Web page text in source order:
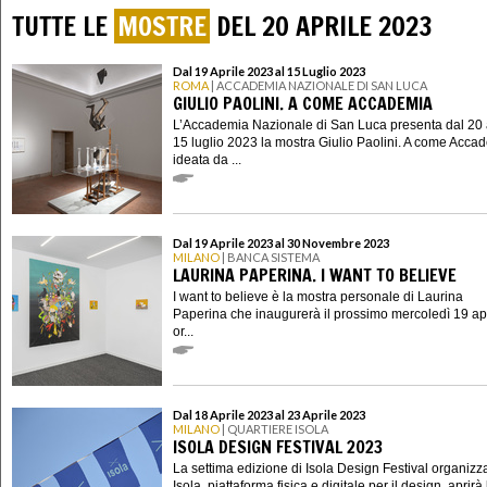
TUTTE LE MOSTRE DEL 20 APRILE 2023
Dal 19 Aprile 2023 al 15 Luglio 2023
ROMA | ACCADEMIA NAZIONALE DI SAN LUCA
GIULIO PAOLINI. A COME ACCADEMIA
L’Accademia Nazionale di San Luca presenta dal
15 luglio 2023 la mostra Giulio Paolini. A come
ideata da ...
Dal 19 Aprile 2023 al 30 Novembre 2023
MILANO | BANCA SISTEMA
LAURINA PAPERINA. I WANT TO BELIEVE
I want to believe è la mostra personale di Laurina
Paperina che inaugurerà il prossimo mercoledì 19
or...
Dal 18 Aprile 2023 al 23 Aprile 2023
MILANO | QUARTIERE ISOLA
ISOLA DESIGN FESTIVAL 2023
La settima edizione di Isola Design Festival